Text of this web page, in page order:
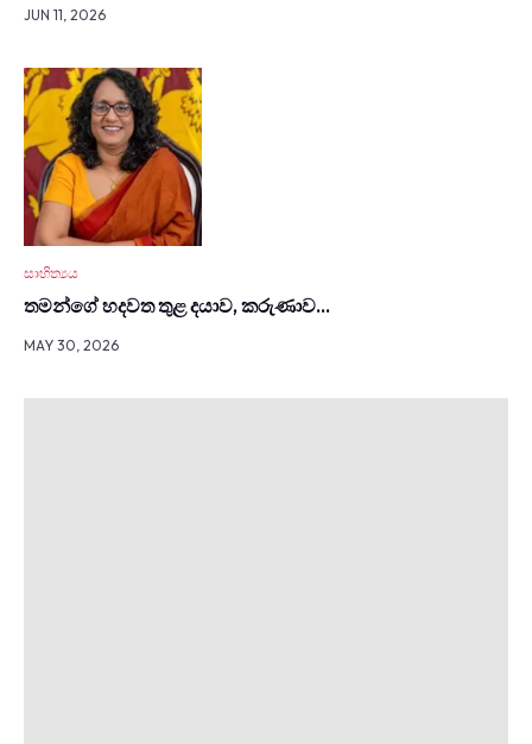
JUN 11, 2026
සාහිත්‍යය
තමන්ගේ හදවත තුළ දයාව, කරුණාව…
MAY 30, 2026